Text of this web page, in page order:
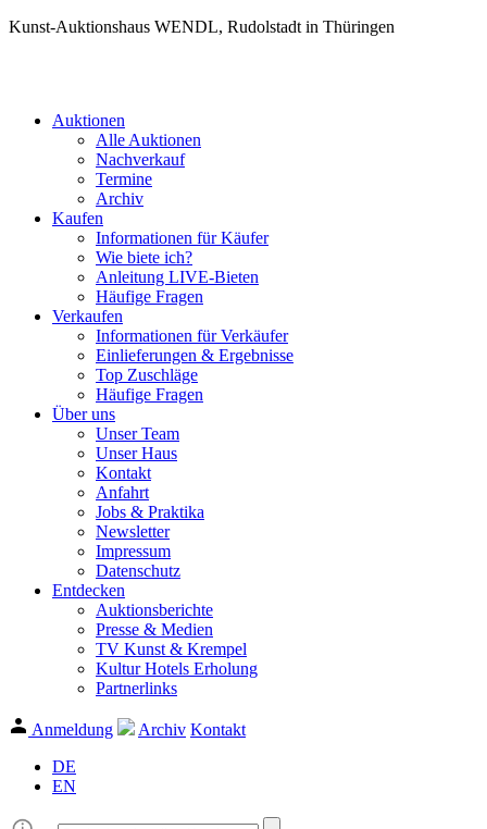
Kunst-Auktionshaus WENDL, Rudolstadt in Thüringen
Auktionen
Alle Auktionen
Nachverkauf
Termine
Archiv
Kaufen
Informationen für Käufer
Wie biete ich?
Anleitung LIVE-Bieten
Häufige Fragen
Verkaufen
Informationen für Verkäufer
Einlieferungen & Ergebnisse
Top Zuschläge
Häufige Fragen
Über uns
Unser Team
Unser Haus
Kontakt
Anfahrt
Jobs & Praktika
Newsletter
Impressum
Datenschutz
Entdecken
Auktionsberichte
Presse & Medien
TV Kunst & Krempel
Kultur Hotels Erholung
Partnerlinks
Anmeldung Archiv Kontakt
DE
EN